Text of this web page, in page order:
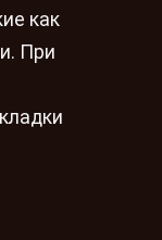
как
При